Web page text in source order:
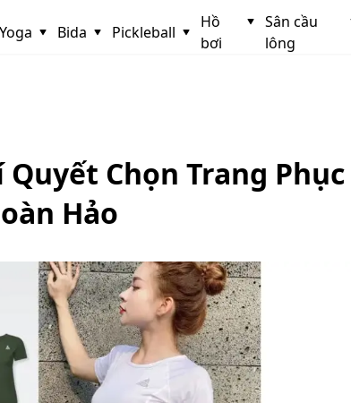
Yoga Bida Pickleball
Hồ
bơi
Sân cầu
lông
Quyết Chọn Trang Phục
Hảo